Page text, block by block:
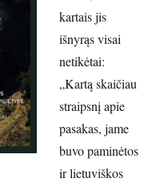
kartais jis
išnyrąs visai
netikėtai:
„Kartą skaičiau
straipsnį apie
pasakas, jame
buvo paminėtos
ir lietuviškos